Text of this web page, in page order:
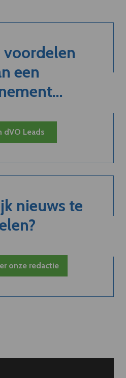
voordelen
een
dVO Leads
nieuws te
onze redactie